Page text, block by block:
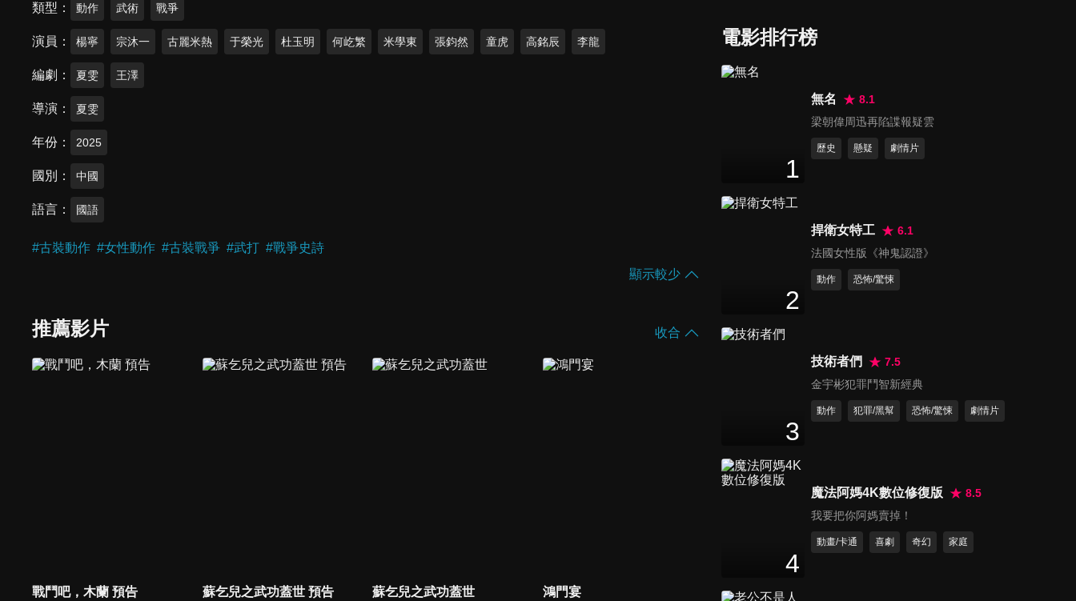
類型 動作 武術 戰爭
演員 楊寧 宗沐一 古麗米熱 于榮光 杜玉明 何屹繁 米學東 張鈞然 童虎 高銘辰 李龍
編劇 夏雯 王澤
導演 夏雯
年份 2025
國別 中國
語言 國語
#古裝動作 #女性動作 #古裝戰爭 #武打 #戰爭史詩
顯示較少
推薦影片 收合
戰鬥吧，木蘭 預告 蘇乞兒之武功蓋世 預告 蘇乞兒之武功蓋世 鴻門宴
葉問之九龍城寨
電影排行榜
1
無名
8.1
梁朝偉周迅再陷諜報疑雲
歷史 懸疑 劇情片
2
捍衛女特工
6.1
法國女性版《神鬼認證》
動作 恐怖/驚悚
3
技術者們
7.5
金宇彬犯罪鬥智新經典
動作 犯罪/黑幫 恐怖/驚悚 劇情片
4
魔法阿媽4K數位修復版
8.5
我要把你阿媽賣掉！
動畫/卡通 喜劇 奇幻 家庭